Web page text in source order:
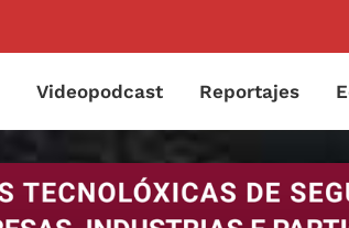
Videopodcast Reportajes